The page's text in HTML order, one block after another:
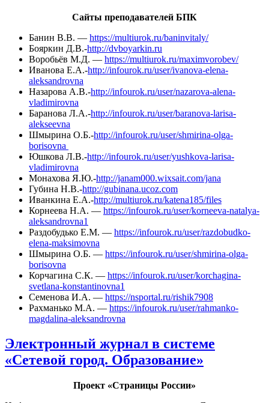
Сайты преподавателей БПК
Банин В.В. — https://multiurok.ru/baninvitaly/
Бояркин Д.В.-http://dvboyarkin.ru
Воробьёв М.Д. — https://multiurok.ru/maximvorobev/
Иванова Е.А.-http://infourok.ru/user/ivanova-elena-
aleksandrovna
Назарова А.В.-http://infourok.ru/user/nazarova-alena-
vladimirovna
Баранова Л.А.-http://infourok.ru/user/baranova-larisa-
alekseevna
Шмырина О.Б.-http://infourok.ru/user/shmirina-olga-
borisovna
Юшкова Л.В.-http://infourok.ru/user/yushkova-larisa-
vladimirovna
Монахова Я.Ю.-http://janam000.wixsait.com/jana
Губина Н.В.-http://gubinana.ucoz.com
Иванкина Е.А.-http://multiurok.ru/katena185/files
Корнеева Н.А. — https://infourok.ru/user/korneeva-natalya-
aleksandrovna1
Раздобудько Е.М. — https://infourok.ru/user/razdobudko-
elena-maksimovna
Шмырина О.Б. — https://infourok.ru/user/shmirina-olga-
borisovna
Корчагина С.К. — https://infourok.ru/user/korchagina-
svetlana-konstantinovna1
Семенова И.А. — https://nsportal.ru/rishik7908
Рахманько М.А. — https://infourok.ru/user/rahmanko-
magdalina-aleksandrovna
Электронный журнал в системе
«Сетевой город. Образование»
Проект «Страницы России»